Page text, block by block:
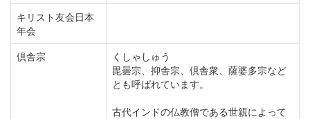
キリスト友会日本
年会
倶舎宗
くしゃしゅう
毘曇宗、抑舎宗、倶舎衆、薩婆多宗など
とも呼ばれています。
古代インドの仏教僧である世親によって